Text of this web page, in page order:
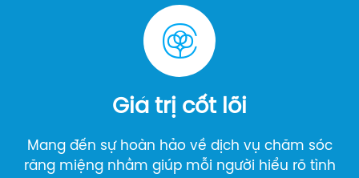
Giá trị cốt lõi
Mang đến sự hoàn hảo về dịch vụ chăm sóc
răng miệng nhằm giúp mỗi người hiểu rõ tình